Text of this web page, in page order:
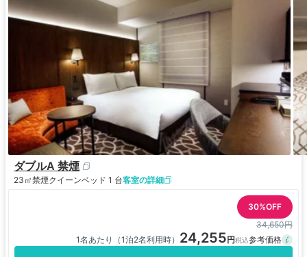
ダブルA 禁煙
23㎡禁煙クイーンベッド 1 台客室の詳細
30%OFF
34,650円
1名あたり（1泊2名利用時） 24,255